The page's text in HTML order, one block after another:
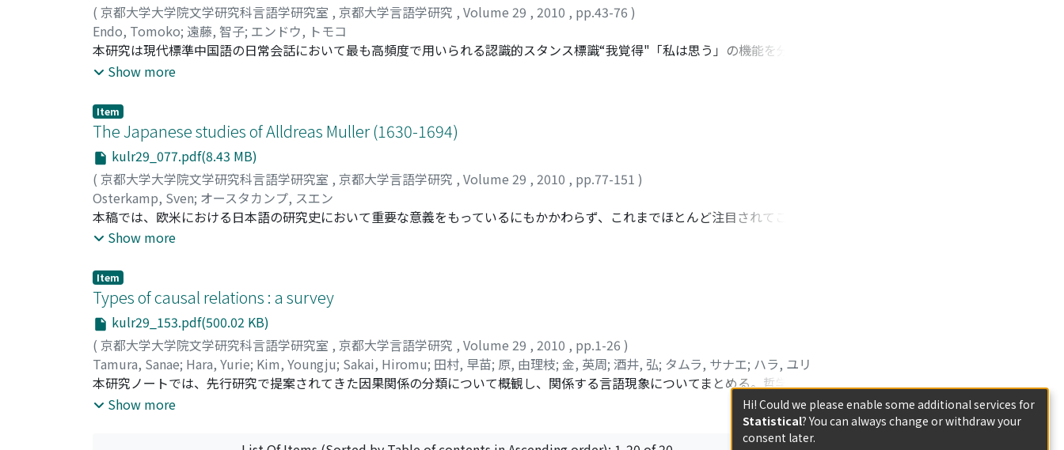
( 京都大学大学院文学研究科言語学研究室 , 京都大学言語学研究 , Volume 29 , 2010 , pp.43-76 )
Endo, Tomoko; 遠藤, 智子; エンドウ, トモコ
本研究は現代標準中国語の日常会話において最も高頻度で用いられる認識的スタンス標識“我覚得"「私は思う」の機能を分析す
る。特に、評価や判断的発話に対する応答で用いられる場合を対象とする。会話の相手が既に何らかの評価的もしくは判断的発
した結果、評価や判断への応答に“我覚得"が含まれてし、る場合には、その応答は先行する評価や判断に対する不同意、すなわ
ち非選好的応答であることが多いとどがわかった。“我覚得"は不同意の応答を開始する位置や、対寸ーする意見を維持する際に
意見を再度提示する位置で用いられる。また、不同意が前置きなしになされた直後に“我覚得"が用いられて不同意に対する付加
的説明を導く例も観察された。“我覚得"を用いることで、話し手はその後に続く意見を客観的な事実ではなく話し手の個人的な
見解として提示する。これにより、対立する複数の意見は共存可能になるため、話し手と聞き手の意見の対立が緩和される。認
識的スタンス標識“我覚得"は会話参加者間の対人的な問題を調整する機能を持つと考えられる。
Show more
Item
The Japanese studies of Alldreas Muller (1630-1694)
kulr29_077.pdf(8.43 MB)
( 京都大学大学院文学研究科言語学研究室 , 京都大学言語学研究 , Volume 29 , 2010 , pp.77-151 )
Osterkamp, Sven; オースタカンプ, スエン
本稿では、欧米における日本語の研究史において重要な意義をもっているにもかかわらず、これまでほとんど注目されてこなか
った資料として東洋学者Andreas Muler (1630～1694)のSyllabarium Japanicum (日本の音節文字)を取り上げる。特に、同書の
よって『七ッいろは』の写本の一つが同書の出典として夙に突き止められていたが、本研究によってMulerは『七ッいろは』以
外にもColadoによる『日本文典』および『羅西日辞典』、さらに「海篇』類の字書によく登場する「いろは」と琉球語の語葉集
を利用していたことが明らかになった。つづいて、Syllabarium Japanicumのみならず、あまたあるMullerの著作から日本語に
関する記述について議論する。彼の著作には日本語とトルコ語が類型論的に似ているといった興味深い指摘を見ることができ
る。初期中国学者として知られているMu11erの研究とSyllabarium Japanicumの成立には、1661年にプランデンブツレク選手
持侯によって開設された図書館(現ベルリン国立図書館)とその漢籍コレクションが大きく関わっている。Mullerの作成した目録
によると、『字海』と呼ばれる字書が1683年に漢籍コレクションに加えられたという。本研究では、欧州に所在する『海篇』類
字書群の歴史を17世紀から現在に至るまで辿り、このベルリン所蔵の『字海』の具体的な候補として、『音韻字海』と呼ばれる
字書が最も有力であるという結論に達した。Syllabarium Japanicumの成立年は遺憾ながら厳密には不詳とするほかはないが、
『宇海Jが初めて使われるようになった年代やMullerの活躍時期などを考慮に入れれば、1683～1685年の聞と推定できる。もし
Show more
Item
Types of causal relations : a survey
kulr29_153.pdf(500.02 KB)
( 京都大学大学院文学研究科言語学研究室 , 京都大学言語学研究 , Volume 29 , 2010 , pp.1-26 )
Tamura, Sanae; Hara, Yurie; Kim, Youngju; Sakai, Hiromu; 田村, 早苗; 原, 由理枝; 金, 英周; 酒井, 弘; タムラ, サナエ; ハラ, ユリ
エ;サカイ, ヒロム
本研究ノートでは、先行研究で提案されてきた因果関係の分類について概観し、関係する言語現象についてまとめる。哲学、言
語学両分野の研究において、因果関係をいくつかの種類に分けられることが提案されている。本論ではそのうち4つの分類基準に
ついて論じる。すなわち、(A)因果関係の担い手が事実・命題であるか出来事であるか、(B)結果を引き起こすものが個体である
か出来事であるか、(C)原因と結果の間に別の出来事が介在しているか否か、(D)原因と結果の間に、何らかの主体による原因の
Show more
Hi! Could we please enable some additional services for
Statistical? You can always change or withdraw your
consent later.